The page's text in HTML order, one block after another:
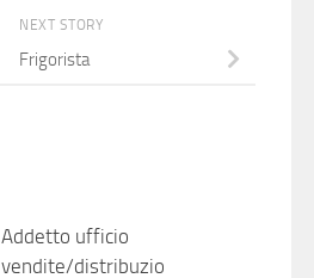
NEXT STORY
Frigorista
Addetto ufficio
vendite/distribuzione cat